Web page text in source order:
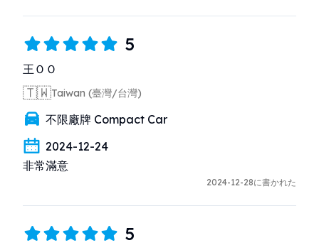
5
王ＯＯ
🇹🇼Taiwan (臺灣/台灣)
不限廠牌 Compact Car
2024-12-24
非常滿意
2024-12-28に書かれた
5